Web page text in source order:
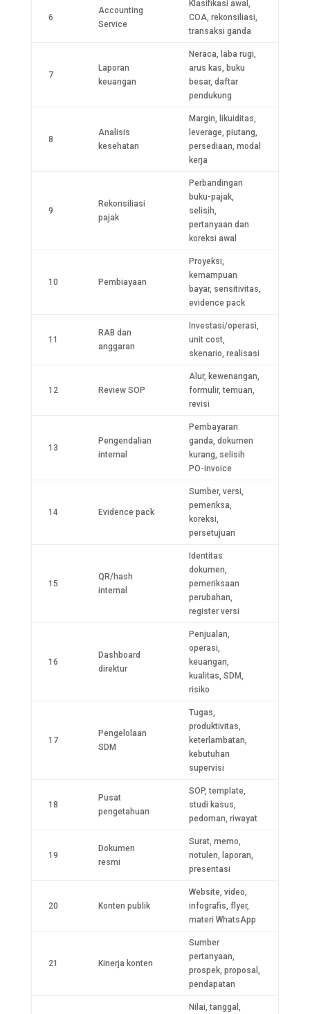
6
Accounting
Service
Klasifikasi awal,
COA, rekonsiliasi,
transaksi ganda
7
Laporan
keuangan
Neraca, laba rugi,
arus kas, buku
besar, daftar
pendukung
8
Analisis
kesehatan
Margin, likuiditas,
leverage, piutang,
persediaan, modal
kerja
9
Rekonsiliasi
pajak
Perbandingan
buku-pajak,
selisih,
pertanyaan dan
koreksi awal
10 Pembiayaan
Proyeksi,
kemampuan
bayar, sensitivitas,
evidence pack
11
RAB dan
anggaran
Investasi/operasi,
unit cost,
skenario, realisasi
12 Review SOP
Alur, kewenangan,
formulir, temuan,
revisi
13
Pengendalian
internal
Pembayaran
ganda, dokumen
kurang, selisih
PO-invoice
14 Evidence pack
Sumber, versi,
pemeriksa,
koreksi,
persetujuan
15
QR/hash
internal
Identitas
dokumen,
pemeriksaan
perubahan,
register versi
16
Dashboard
direktur
Penjualan,
operasi,
keuangan,
kualitas, SDM,
risiko
17
Pengelolaan
SDM
Tugas,
produktivitas,
keterlambatan,
kebutuhan
supervisi
18
Pusat
pengetahuan
SOP, template,
studi kasus,
pedoman, riwayat
19
Dokumen
resmi
Surat, memo,
notulen, laporan,
presentasi
20 Konten publik
Website, video,
infografis, flyer,
materi WhatsApp
21 Kinerja konten
Sumber
pertanyaan,
prospek, proposal,
pendapatan
Nilai, tanggal,